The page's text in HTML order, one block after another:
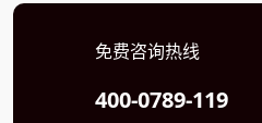
免费咨询热线
400-0789-119